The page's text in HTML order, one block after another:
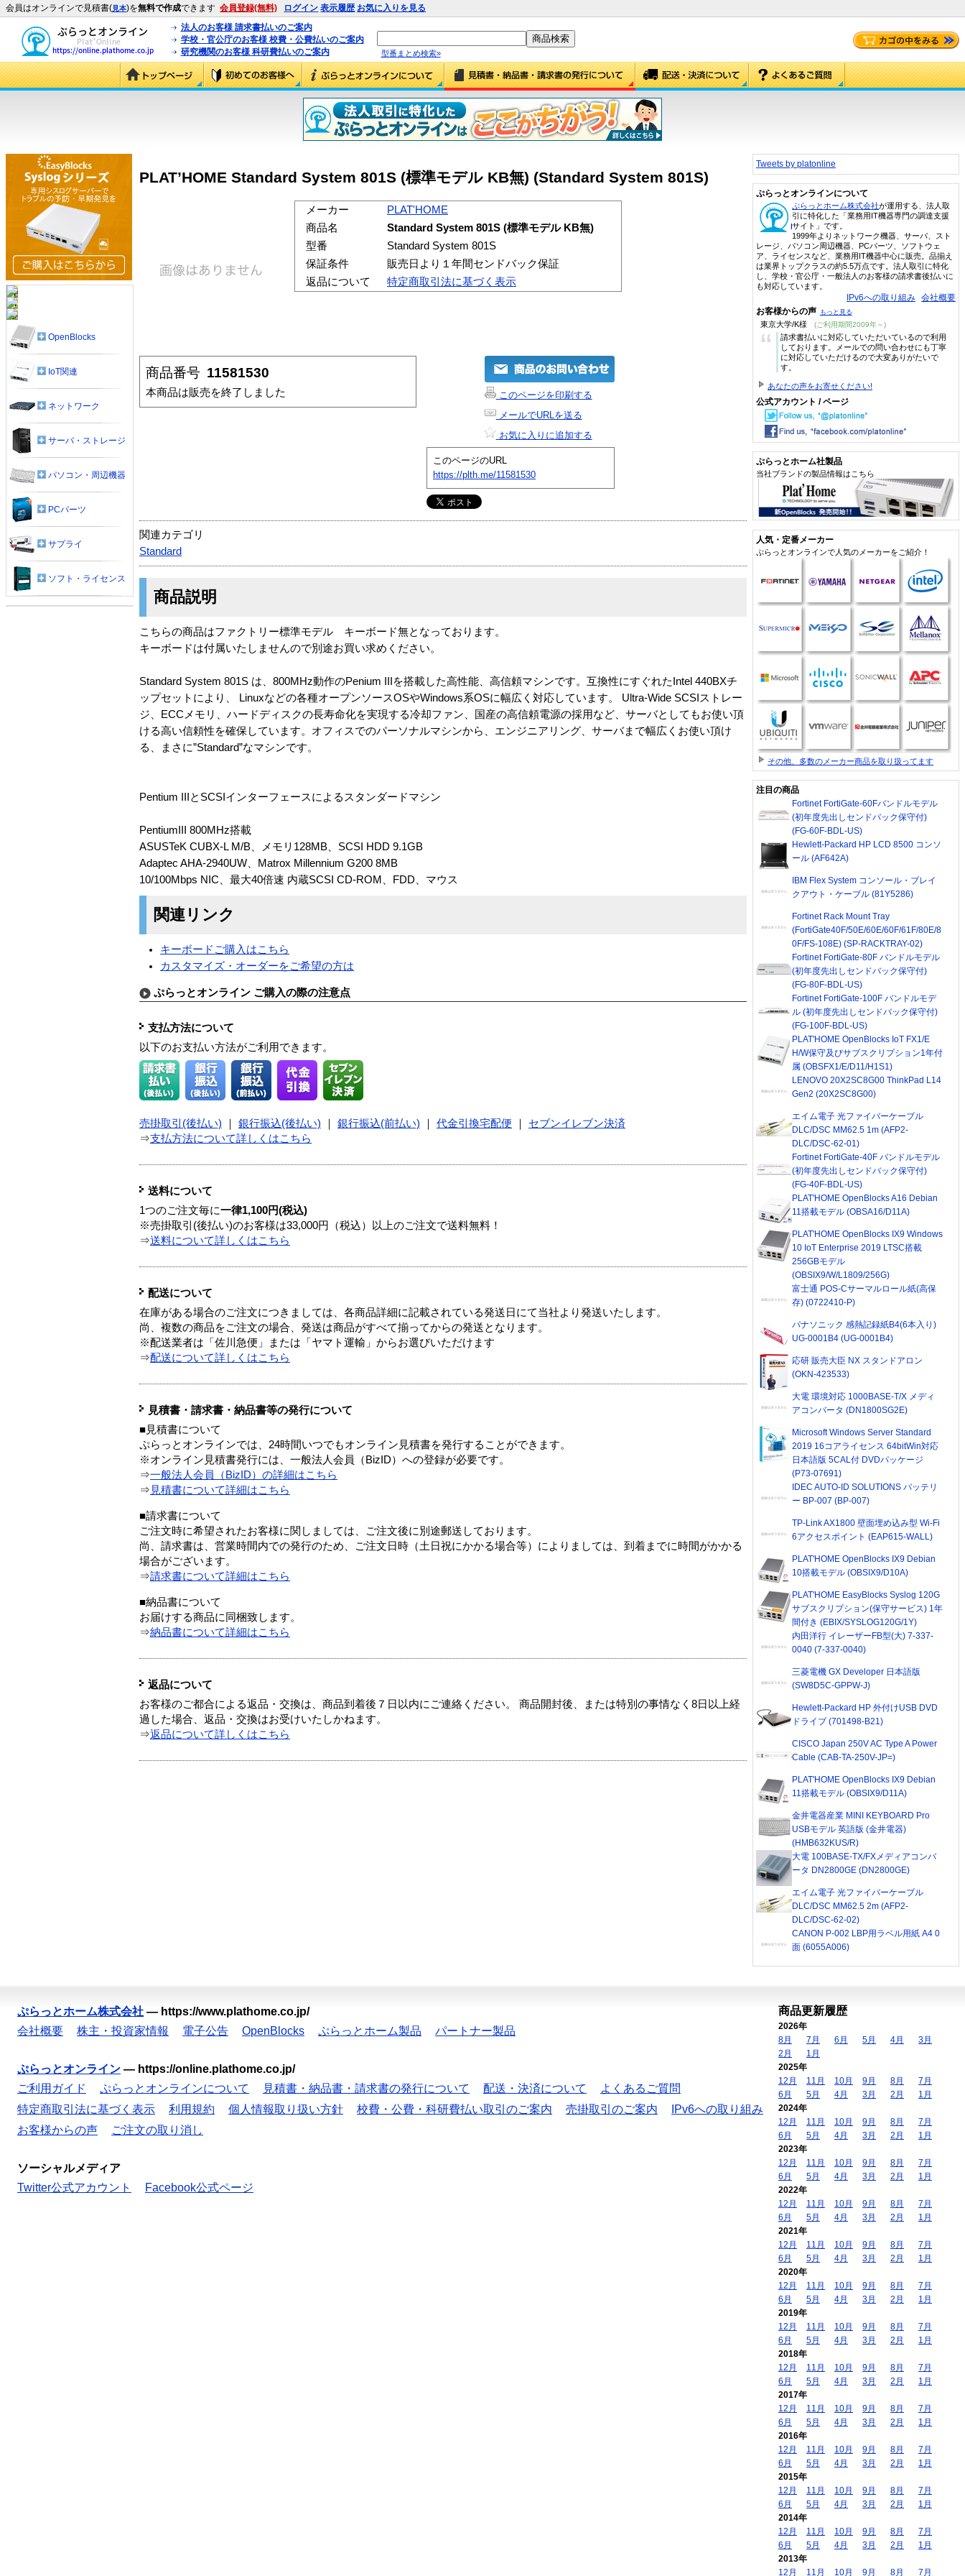
会員はオンラインで見積書(見本)を無料で作成できます 会員登録(無料) ログイン 表示履歴 お気に入りを見る
法人のお客様 請求書払いのご案内
学校・官公庁のお客様 校費・公費払いのご案内
研究機関のお客様 科研費払いのご案内
型番まとめ検索»
PLAT’HOME Standard System 801S (標準モデル KB無) (Standard System 801S)
メーカー
PLAT'HOME
商品名
Standard System 801S (標準モデル KB無)
型番
Standard System 801S
保証条件
販売日より１年間センドバック保証
返品について
特定商取引法に基づく表示
商品番号 11581530
本商品は販売を終了しました
このページを印刷する
メールでURLを送る
お気に入りに追加する
このページのURL
https://plth.me/11581530
関連カテゴリ
Standard
商品説明
こちらの商品はファクトリー標準モデル キーボード無となっております。
キーボードは付属いたしませんので別途お買い求めください。
Standard System 801S は、800MHz動作のPenium IIIを搭載した高性能、高信頼マシンです。互換性にすぐれたIntel 440BXチ
ップセットにより、 Linuxなどの各種オープンソースOSやWindows系OSに幅広く対応しています。 Ultra-Wide SCSIストレー
ジ、ECCメモリ、ハードディスクの長寿命化を実現する冷却ファン、国産の高信頼電源の採用など、サーバとしてもお使い頂
ける高い信頼性を確保しています。オフィスでのパーソナルマシンから、エンジニアリング、サーバまで幅広くお使い頂け
る、まさに”Standard”なマシンです。
Pentium IIIとSCSIインターフェースによるスタンダードマシン
PentiumIII 800MHz搭載
ASUSTeK CUBX-L M/B、メモリ128MB、SCSI HDD 9.1GB
Adaptec AHA-2940UW、Matrox Millennium G200 8MB
10/100Mbps NIC、最大40倍速 内蔵SCSI CD-ROM、FDD、マウス
関連リンク
キーボードご購入はこちら
カスタマイズ・オーダーをご希望の方は
ぷらっとオンライン ご購入の際の注意点
支払方法について
以下のお支払い方法がご利用できます。
売掛取引(後払い) 銀行振込(後払い) 銀行振込(前払い) 代金引換宅配便
セブンイレブン決済
⇒支払方法について詳しくはこちら
送料について
1つのご注文毎に一律1,100円(税込)
※売掛取引(後払い)のお客様は33,000円（税込）以上のご注文で送料無料！
⇒送料について詳しくはこちら
配送について
在庫がある場合のご注文につきましては、各商品詳細に記載されている発送日にて当社より発送いたします。
尚、複数の商品をご注文の場合、発送は商品がすべて揃ってからの発送となります。
※配送業者は「佐川急便」または「ヤマト運輸」からお選びいただけます
⇒配送について詳しくはこちら
見積書・請求書・納品書等の発行について
■見積書について
ぷらっとオンラインでは、24時間いつでもオンライン見積書を発行することができます。
※オンライン見積書発行には、一般法人会員（BizID）への登録が必要です。
⇒一般法人会員（BizID）の詳細はこちら
⇒ 見積書について詳細はこちら
■請求書について
ご注文時に希望されたお客様に関しましては、ご注文後に別途郵送しております。
尚、請求書は、営業時間内での発行のため、ご注文日時（土日祝にかかる場合等）によりましては、到着までに時間がかかる
場合がございます。
⇒請求書について詳細はこちら
■納品書について
お届けする商品に同梱致します。
⇒納品書について詳細はこちら
返品について
お客様のご都合による返品・交換は、商品到着後７日以内にご連絡ください。 商品開封後、または特別の事情なく8日以上経
過した場合、返品・交換はお受けいたしかねます。
⇒返品について詳しくはこちら
OpenBlocks
IoT関連
ネットワーク
サーバ・ストレージ
パソコン・周辺機器
PCパーツ
サプライ
ソフト・ライセンス
Tweets by platonline
ぷらっとオンラインについて
ぷらっとホーム株式会社が運用する、法人取
引に特化した「業務用IT機器専門の調達支援
サイト」です。
1999年よりネットワーク機器、サーバ、スト
レージ、パソコン周辺機器、PCパーツ、ソフトウェ
ア、ライセンスなど、業務用IT機器中心に販売。品揃え
は業界トップクラスの約5.5万点です。法人取引に特化
し、学校・官公庁・一般法人のお客様の請求書後払いに
も対応しています。
IPv6への取り組み 会社概要
お客様からの声 もっと見る
東京大学/K様 (ご利用期間2009年～)
“
請求書払いに対応していただいているので利用
しております。メールでの問い合わせにも丁寧
に対応していただけるので大変ありがたいで
す。
あなたの声をお寄せください!
公式アカウント / ページ
ぷらっとホーム社製品
当社ブランドの製品情報はこちら
人気・定番メーカー
ぷらっとオンラインで人気のメーカーをご紹介！
その他、多数のメーカー商品を取り扱ってます
注目の商品
Fortinet FortiGate-60Fバンドルモデル
(初年度先出しセンドバック保守付)
(FG-60F-BDL-US)
Hewlett-Packard HP LCD 8500 コンソ
ール (AF642A)
IBM Flex System コンソール・ブレイ
クアウト・ケーブル (81Y5286)
Fortinet Rack Mount Tray
(FortiGate40F/50E/60E/60F/61F/80E/8
0F/FS-108E) (SP-RACKTRAY-02)
Fortinet FortiGate-80F バンドルモデル
(初年度先出しセンドバック保守付)
(FG-80F-BDL-US)
Fortinet FortiGate-100F バンドルモデ
ル (初年度先出しセンドバック保守付)
(FG-100F-BDL-US)
PLAT'HOME OpenBlocks IoT FX1/E
H/W保守及びサブスクリプション1年付
属 (OBSFX1/E/D11/H1S1)
LENOVO 20X2SC8G00 ThinkPad L14
Gen2 (20X2SC8G00)
エイム電子 光ファイバーケーブル
DLC/DSC MM62.5 1m (AFP2-
DLC/DSC-62-01)
Fortinet FortiGate-40F バンドルモデル
(初年度先出しセンドバック保守付)
(FG-40F-BDL-US)
PLAT'HOME OpenBlocks A16 Debian
11搭載モデル (OBSA16/D11A)
PLAT'HOME OpenBlocks IX9 Windows
10 IoT Enterprise 2019 LTSC搭載
256GBモデル
(OBSIX9/W/L1809/256G)
富士通 POS-Cサーマルロール紙(高保
存) (0722410-P)
パナソニック 感熱記録紙B4(6本入り)
UG-0001B4 (UG-0001B4)
応研 販売大臣 NX スタンドアロン
(OKN-423533)
大電 環境対応 1000BASE-T/X メディ
アコンバータ (DN1800SG2E)
Microsoft Windows Server Standard
2019 16コアライセンス 64bitWin対応
日本語版 5CAL付 DVDパッケージ
(P73-07691)
IDEC AUTO-ID SOLUTIONS バッテリ
ー BP-007 (BP-007)
TP-Link AX1800 壁面埋め込み型 Wi-Fi
6アクセスポイント (EAP615-WALL)
PLAT'HOME OpenBlocks IX9 Debian
10搭載モデル (OBSIX9/D10A)
PLAT'HOME EasyBlocks Syslog 120G
サブスクリプション(保守サービス) 1年
間付き (EBIX/SYSLOG120G/1Y)
内田洋行 イレーザーFB型(大) 7-337-
0040 (7-337-0040)
三菱電機 GX Developer 日本語版
(SW8D5C-GPPW-J)
Hewlett-Packard HP 外付けUSB DVD
ドライブ (701498-B21)
CISCO Japan 250V AC Type A Power
Cable (CAB-TA-250V-JP=)
PLAT'HOME OpenBlocks IX9 Debian
11搭載モデル (OBSIX9/D11A)
金井電器産業 MINI KEYBOARD Pro
USBモデル 英語版 (金井電器)
(HMB632KUS/R)
大電 100BASE-TX/FXメディアコンバ
ータ DN2800GE (DN2800GE)
エイム電子 光ファイバーケーブル
DLC/DSC MM62.5 2m (AFP2-
DLC/DSC-62-02)
CANON P-002 LBP用ラベル用紙 A4 0
面 (6055A006)
ぷらっとホーム株式会社 — https://www.plathome.co.jp/
会社概要
株主・投資家情報 電子公告 OpenBlocks ぷらっとホーム製品 パートナー製品
ぷらっとオンライン — https://online.plathome.co.jp/
ご利用ガイド
ぷらっとオンラインについて 見積書・納品書・請求書の発行について 配送・決済について
よくあるご質問
特定商取引法に基づく表示
利用規約 個人情報取り扱い方針 校費・公費・科研費払い取引のご案内 売掛取引のご案内
IPv6への取り組み
お客様からの声
ご注文の取り消し
ソーシャルメディア
Twitter公式アカウント
Facebook公式ページ
商品更新履歴
2026年
8月
7月 6月 5月 4月
3月
2月
1月
2025年
12月
11月 10月 9月 8月
7月
6月
5月 4月 3月 2月
1月
2024年
12月
11月 10月 9月 8月
7月
6月
5月 4月 3月 2月
1月
2023年
12月
11月 10月 9月 8月
7月
6月
5月 4月 3月 2月
1月
2022年
12月
11月 10月 9月 8月
7月
6月
5月 4月 3月 2月
1月
2021年
12月
11月 10月 9月 8月
7月
6月
5月 4月 3月 2月
1月
2020年
12月
11月 10月 9月 8月
7月
6月
5月 4月 3月 2月
1月
2019年
12月
11月 10月 9月 8月
7月
6月
5月 4月 3月 2月
1月
2018年
12月
11月 10月 9月 8月
7月
6月
5月 4月 3月 2月
1月
2017年
12月
11月 10月 9月 8月
7月
6月
5月 4月 3月 2月
1月
2016年
12月
11月 10月 9月 8月
7月
6月
5月 4月 3月 2月
1月
2015年
12月
11月 10月 9月 8月
7月
6月
5月 4月 3月 2月
1月
2014年
12月
11月 10月 9月 8月
7月
6月
5月 4月 3月 2月
1月
2013年
12月
11月 10月 9月 8月 7月